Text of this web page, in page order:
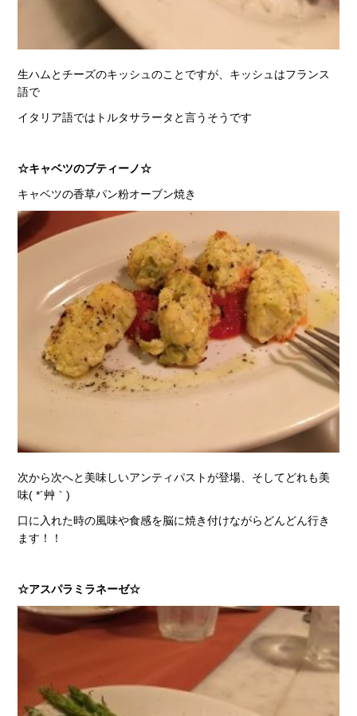
生ハムとチーズのキッシュのことですが、キッシュはフランス
語で
イタリア語ではトルタサラータと言うそうです
☆キャベツのブティーノ☆
キャベツの香草パン粉オーブン焼き
次から次へと美味しいアンティパストが登場、そしてどれも美
味( *´艸｀)
口に入れた時の風味や食感を脳に焼き付けながらどんどん行き
ます！！
☆アスパラミラネーゼ☆